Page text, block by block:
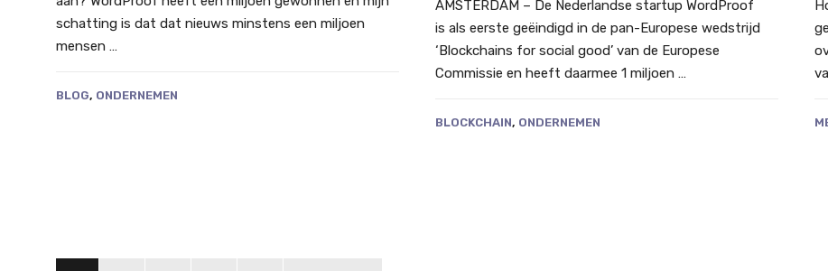
schatting is dat dat nieuws minstens een miljoen
mensen …
BLOG, ONDERNEMEN
AMSTERDAM – De Nederlandse startup WordProof
is als eerste geëindigd in de pan-Europese wedstrijd
‘Blockchains for social good’ van de Europese
Commissie en heeft daarmee 1 miljoen …
BLOCKCHAIN, ONDERNEMEN